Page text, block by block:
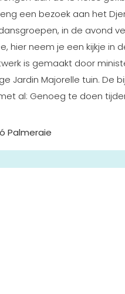
een bezoek aan het
in de avond
hier neem je een kijkje in
is gemaakt door
Jardin Majorelle tuin. De
al: Genoeg te doen
Palmeraie